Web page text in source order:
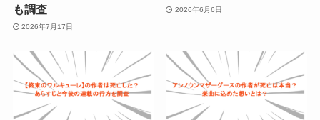
も調査
2026年7月17日
2026年6月6日